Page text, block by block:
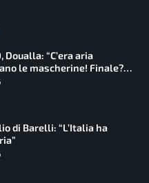
Doualla: “C’era aria
le mascherine! Finale?
perdere”
di Barelli: “L’Italia ha